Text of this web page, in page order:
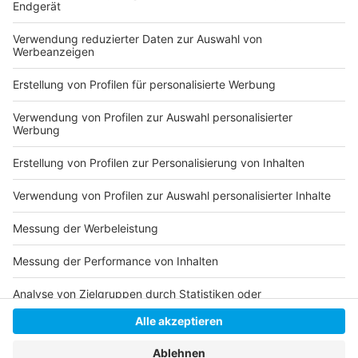
Messe "Cannafair"
Anzeige
Autoren: Joachim Schultheis & José Narciandi
Anzeige
Anzeige